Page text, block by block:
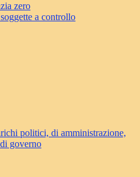
zero
a controllo
politici, di amministrazione,
governo